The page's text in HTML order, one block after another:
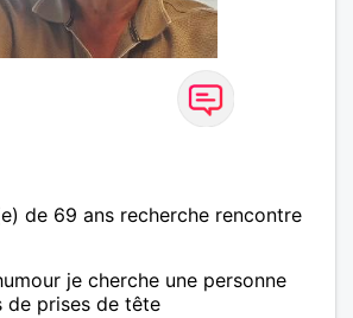
de 69 ans recherche rencontre
je cherche une personne
de prises de tête